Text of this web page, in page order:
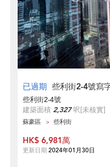
已過期 些利街2-4號寫
些利街2-4號
建築面積 2,327呎[未核實]
蘇豪區 些利街
HK$ 6,981萬
更新日期 2024年01月30日